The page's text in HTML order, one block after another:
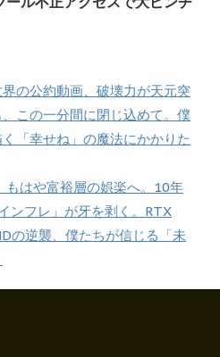
界の公約動画、破壊力が天元突
この一分間に閉じ込めて。僕
「幸せね」の魔法にかかりた
もはや富裕層の娯楽へ。10年
ンフレ」が牙を剥く。RTX
の逆襲、僕たちが信じる「未